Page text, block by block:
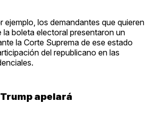
ejemplo, los demandantes que quieren
la boleta electoral presentaron un
la Corte Suprema de ese estado
del republicano en las
apelará